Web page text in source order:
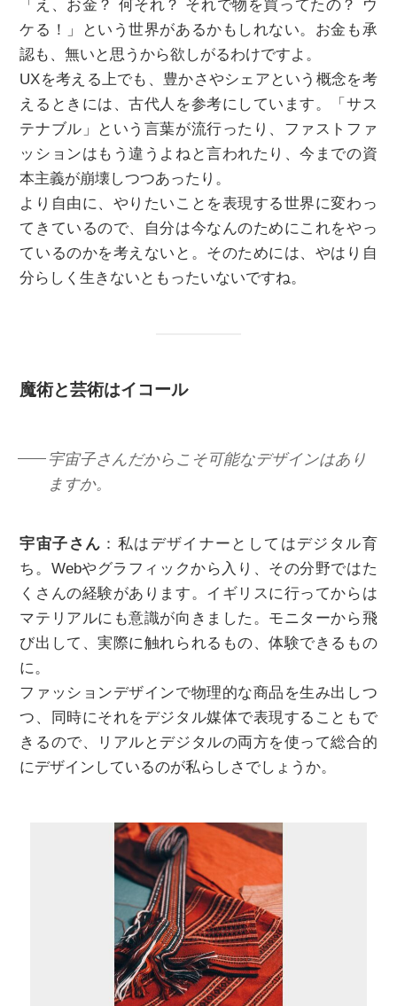
「え、お金？ 何それ？ それで物を買ってたの？ ウ
ケる！」という世界があるかもしれない。お金も承
認も、無いと思うから欲しがるわけですよ。
UXを考える上でも、豊かさやシェアという概念を考
えるときには、古代人を参考にしています。「サス
テナブル」という言葉が流行ったり、ファストファ
ッションはもう違うよねと言われたり、今までの資
本主義が崩壊しつつあったり。
より自由に、やりたいことを表現する世界に変わっ
てきているので、自分は今なんのためにこれをやっ
ているのかを考えないと。そのためには、やはり自
分らしく生きないともったいないですね。
魔術と芸術はイコール
宇宙子さんだからこそ可能なデザインはあり
ますか。
宇宙子さん ：私はデザイナーとしてはデジタル育
ち。Webやグラフィックから入り、その分野ではた
くさんの経験があります。イギリスに行ってからは
マテリアルにも意識が向きました。モニターから飛
び出して、実際に触れられるもの、体験できるもの
に。
ファッションデザインで物理的な商品を生み出しつ
つ、同時にそれをデジタル媒体で表現することもで
きるので、リアルとデジタルの両方を使って総合的
にデザインしているのが私らしさでしょうか。